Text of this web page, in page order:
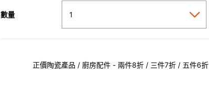
數量
正價陶瓷產品 / 廚房配件 - 兩件8折 / 三件7折 / 五件6折